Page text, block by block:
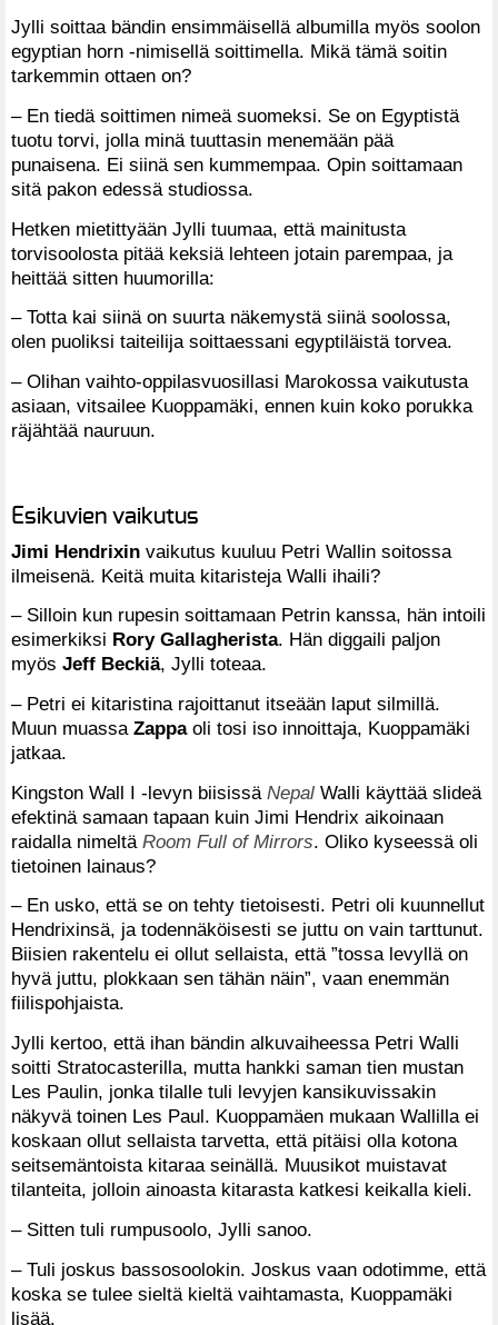
Jylli soittaa bändin ensimmäisellä albumilla myös soolon
egyptian horn -nimisellä soittimella. Mikä tämä soitin
tarkemmin ottaen on?
– En tiedä soittimen nimeä suomeksi. Se on Egyptistä
tuotu torvi, jolla minä tuuttasin menemään pää
punaisena. Ei siinä sen kummempaa. Opin soittamaan
sitä pakon edessä studiossa.
Hetken mietittyään Jylli tuumaa, että mainitusta
torvisoolosta pitää keksiä lehteen jotain parempaa, ja
heittää sitten huumorilla:
– Totta kai siinä on suurta näkemystä siinä soolossa,
olen puoliksi taiteilija soittaessani egyptiläistä torvea.
– Olihan vaihto-oppilasvuosillasi Marokossa vaikutusta
asiaan, vitsailee Kuoppamäki, ennen kuin koko porukka
räjähtää nauruun.
Esikuvien vaikutus
Jimi Hendrixin vaikutus kuuluu Petri Wallin soitossa
ilmeisenä. Keitä muita kitaristeja Walli ihaili?
– Silloin kun rupesin soittamaan Petrin kanssa, hän intoili
esimerkiksi Rory Gallagherista. Hän diggaili paljon
myös Jeff Beckiä, Jylli toteaa.
– Petri ei kitaristina rajoittanut itseään laput silmillä.
Muun muassa Zappaoli tosi iso innoittaja, Kuoppamäki
jatkaa.
Kingston Wall I -levyn biisissä Nepal Walli käyttää slideä
efektinä samaan tapaan kuin Jimi Hendrix aikoinaan
raidalla nimeltä Room Full of Mirrors. Oliko kyseessä oli
tietoinen lainaus?
– En usko, että se on tehty tietoisesti. Petri oli kuunnellut
Hendrixinsä, ja todennäköisesti se juttu on vain tarttunut.
Biisien rakentelu ei ollut sellaista, että ”tossa levyllä on
hyvä juttu, plokkaan sen tähän näin”, vaan enemmän
fiilispohjaista.
Jylli kertoo, että ihan bändin alkuvaiheessa Petri Walli
soitti Stratocasterilla, mutta hankki saman tien mustan
Les Paulin, jonka tilalle tuli levyjen kansikuvissakin
näkyvä toinen Les Paul. Kuoppamäen mukaan Wallilla ei
koskaan ollut sellaista tarvetta, että pitäisi olla kotona
seitsemäntoista kitaraa seinällä. Muusikot muistavat
tilanteita, jolloin ainoasta kitarasta katkesi keikalla kieli.
– Sitten tuli rumpusoolo, Jylli sanoo.
– Tuli joskus bassosoolokin. Joskus vaan odotimme, että
koska se tulee sieltä kieltä vaihtamasta, Kuoppamäki
lisää.